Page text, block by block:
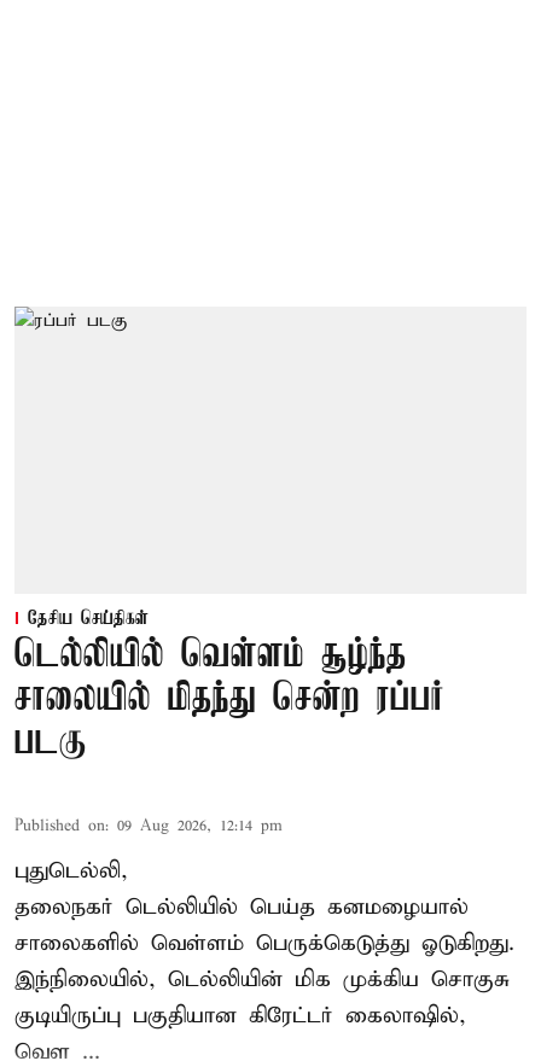
தேசிய செய்திகள்
டெல்லியில் வெள்ளம் சூழ்ந்த
சாலையில் மிதந்து சென்ற ரப்பர்
படகு
Published on: 09 Aug 2026, 12:14 pm
புதுடெல்லி,
தலைநகர் டெல்லியில் பெய்த கனமழையால்
சாலைகளில் வெள்ளம் பெருக்கெடுத்து ஓடுகிறது.
இந்நிலையில், டெல்லியின் மிக முக்கிய சொகுசு
குடியிருப்பு பகுதியான கிரேட்டர் கைலாஷில்,
வெள ...